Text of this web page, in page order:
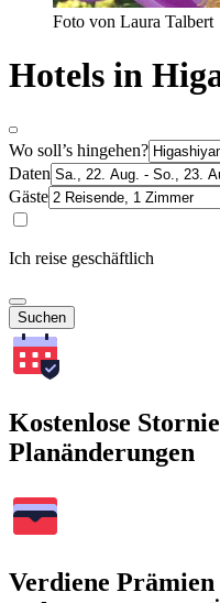
Foto von Laura Talbert
Hotels in
Wo soll’s hingehen?
Daten
Gäste
Ich reise geschäftlich
Suchen
Kostenlose
Planänderungen
Verdiene